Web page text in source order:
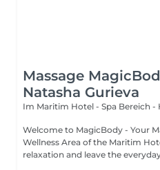
Massage
Natasha Gurieva
Im Maritim Hotel - Spa Bereich -
Welcome to MagicBody - Your
Wellness Area of the Maritim Hotel Cologne
relaxation and leave the